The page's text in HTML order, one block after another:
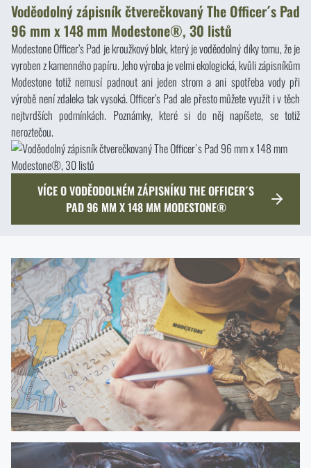
Voděodolný zápisník čtverečkovaný The Officer´s Pad
96 mm x 148 mm Modestone®, 30 listů
Modestone Officer’s Pad je kroužkový blok, který je voděodolný díky tomu, že je
vyroben z kamenného papíru. Jeho výroba je velmi ekologická, kvůli zápisníkům
Modestone totiž nemusí padnout ani jeden strom a ani spotřeba vody při
výrobě není zdaleka tak vysoká. Officer’s Pad ale přesto můžete využít i v těch
nejtvrdších podmínkách. Poznámky, které si do něj napíšete, se totiž
neroztečou.
VÍCE O VODĚODOLNÉM ZÁPISNÍKU THE OFFICER´S
PAD 96 MM X 148 MM MODESTONE®